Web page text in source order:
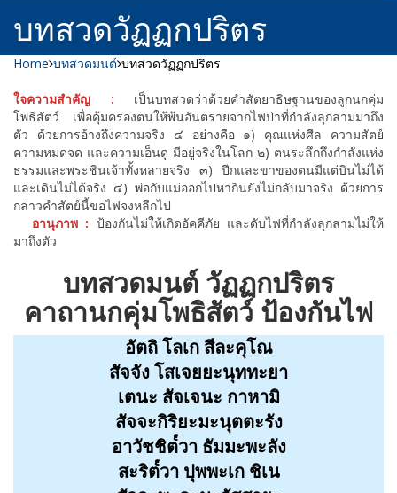
บทสวดวัฏฏกปริตร
Home บทสวดมนต์ บทสวดวัฏฏกปริตร
ใจความสำคัญ : เป็นบทสวดว่าด้วยคำสัตยาธิษฐานของลูกนกคุ่ม
โพธิสัตว์ เพื่อคุ้มครองตนให้พ้นอันตรายจากไฟป่าที่กำลังลุกลามมาถึง
ตัว ด้วยการอ้างถึงความจริง ๔ อย่างคือ ๑) คุณแห่งศีล ความสัตย์
ความหมดจด และความเอ็นดู มีอยู่จริงในโลก ๒) ตนระลึกถึงกำลังแห่ง
ธรรมและพระชินเจ้าทั้งหลายจริง ๓) ปีกและขาของตนมีแต่บินไม่ได้
และเดินไม่ได้จริง ๔) พ่อกับแม่ออกไปหากินยังไม่กลับมาจริง ด้วยการ
กล่าวคำสัตย์นี้ขอไฟจงหลีกไป
อานุภาพ : ป้องกันไม่ให้เกิดอัคคีภัย และดับไฟที่กำลังลุกลามไม่ให้
มาถึงตัว
บทสวดมนต์ วัฏฏกปริตร
คาถานกคุ่มโพธิสัตว์ ป้องกันไฟ
อัตถิ โลเก สีละคุโณ
สัจจัง โสเจยยะนุททะยา
เตนะ สัจเจนะ กาหามิ
สัจจะกิริยะมะนุตตะรัง
อาวัชชิต๎วา ธัมมะพะลัง
สะริต๎วา ปุพพะเก ชิเน